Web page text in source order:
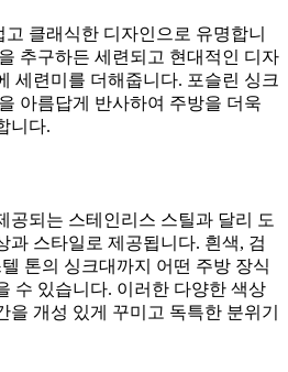
클래식한 디자인으로 유명합니
추구하든 세련되고 현대적인 디자
세련미를 더해줍니다. 포슬린 싱크
아름답게 반사하여 주방을 더욱
니다.
공되는 스테인리스 스틸과 달리 도
과 스타일로 제공됩니다. 흰색, 검
톤의 싱크대까지 어떤 주방 장식
수 있습니다. 이러한 다양한 색상
을 개성 있게 꾸미고 독특한 분위기